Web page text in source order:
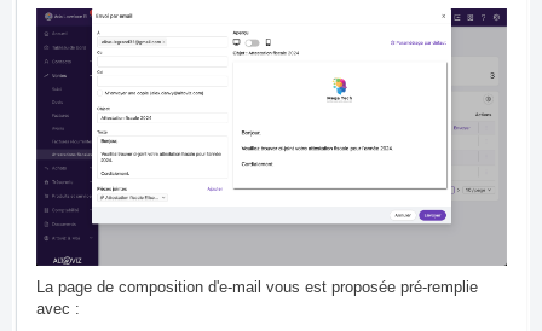
La page de composition d'e-mail vous est proposée pré-remplie
avec :